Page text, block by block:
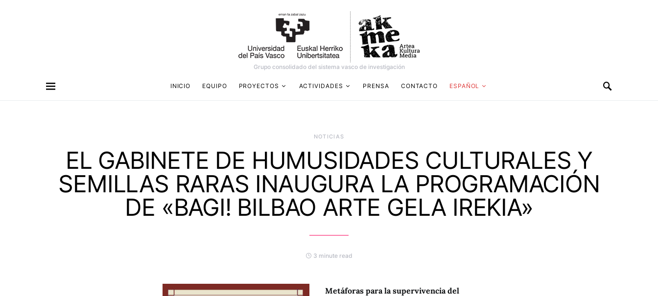
Grupo consolidado del sistema vasco de investigación
INICIO EQUIPO PROYECTOS ACTIVIDADES PRENSA CONTACTO ESPAÑOL
NOTICIAS
EL GABINETE DE HUMUSIDADES CULTURALES Y
SEMILLAS RARAS INAUGURA LA PROGRAMACIÓN
DE «BAGI! BILBAO ARTE GELA IREKIA»
3 minute read
Metáforas para la supervivencia del